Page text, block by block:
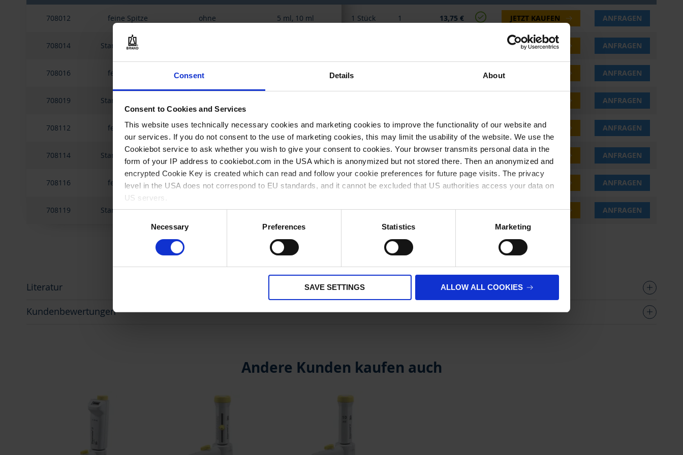
Consent Details About
Consent to Cookies and Services
This website uses technically necessary cookies and marketing cookies to improve the functionality of our website and
our services. If you do not consent to the use of marketing cookies, this may limit the usability of the website. We use the
Cookiebot service to ask whether you wish to give your consent to cookies. Your browser transmits personal data in the
form of your IP address to cookiebot.com in the USA which is anonymized but not stored there. Then an anonymized and
encrypted Cookie Key is created which can read and follow your cookie preferences for future page visits. The privacy
level in the USA does not correspond to EU standards, and it cannot be excluded that US authorities access your data on
US servers.
For more information on cookies and the use of your personal data please visit our
Necessary Preferences Statistics Marketing
SAVE SETTINGS ALLOW ALL COOKIES
Produkte708012 feine Spitze ohne 5 ml, 10 ml
708014 Standard Spitze
708016 feine Spitze ohne
708019 Standard Spitze
708112 feine Spitze mit 5 ml, 10 ml
708114 Standard Spitze mit 5 ml, 10 ml
708116 feine Spitze mit 25 ml, 50 ml, 100 ml
708119 Standard Spitze mit 25 ml, 50 ml, 100 ml
Produkte
1 Stück 1 13,75 € JETZT KAUFEN ANFRAGEN
JETZT KAUFEN ANFRAGEN
1 Stück ANFRAGEN
ANFRAGEN
1 Stück 1 73,15 € JETZT KAUFEN ANFRAGEN
1 Stück 1 72,20 € JETZT KAUFEN ANFRAGEN
1 Stück 1 75,85 € JETZT KAUFEN ANFRAGEN
1 Stück 1 73,85 € JETZT KAUFEN ANFRAGEN
verfügbar ab Lager bald wieder verfügbar
Literatur
Kundenbewertungen
Andere Kunden kaufen auch